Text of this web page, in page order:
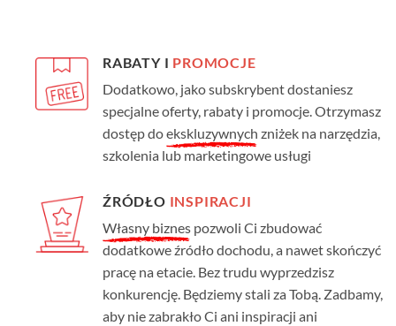
RABATY I PROMOCJE
Dodatkowo, jako subskrybent dostaniesz
specjalne oferty, rabaty i promocje. Otrzymasz
dostęp doekskluzywnych zniżek na narzędzia,
szkolenia lub marketingowe usługi
ŹRÓDŁO INSPIRACJI
Własny biznes pozwoli Ci zbudować
dodatkowe źródło dochodu, a nawet skończyć
pracę na etacie. Bez trudu wyprzedzisz
konkurencję. Będziemy stali za Tobą. Zadbamy,
aby nie zabrakło Ci ani inspiracji ani